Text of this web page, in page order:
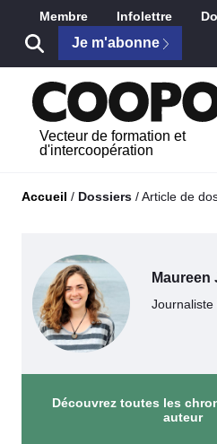
Saut au contenu principal
Membre Infolettre
Je m'abonne
Vecteur de formation et
d'intercoopération
Accueil / Dossiers /Article de
Maureen
Journaliste
Découvrez toutes les
auteur